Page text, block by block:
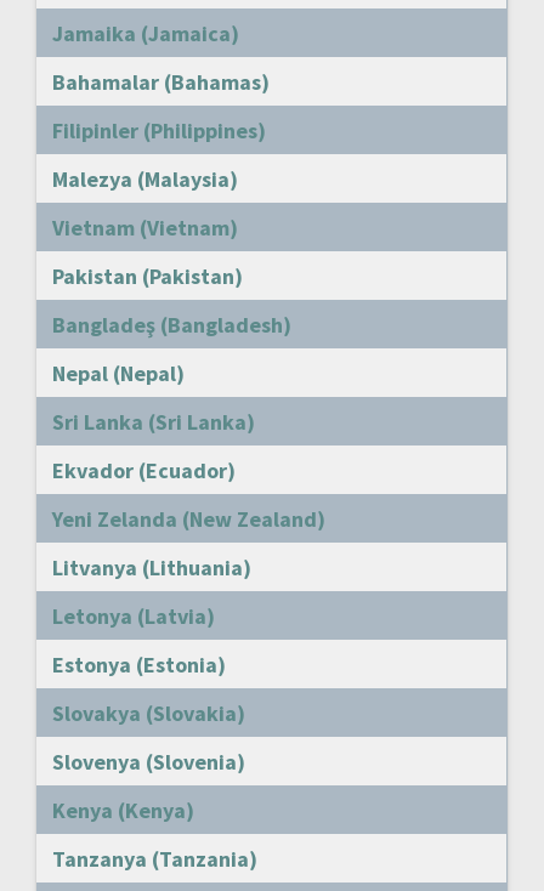
Jamaika (Jamaica)
Bahamalar (Bahamas)
Filipinler (Philippines)
Malezya (Malaysia)
Vietnam (Vietnam)
Pakistan (Pakistan)
Bangladeş (Bangladesh)
Nepal (Nepal)
Sri Lanka (Sri Lanka)
Ekvador (Ecuador)
Yeni Zelanda (New Zealand)
Litvanya (Lithuania)
Letonya (Latvia)
Estonya (Estonia)
Slovakya (Slovakia)
Slovenya (Slovenia)
Kenya (Kenya)
Tanzanya (Tanzania)